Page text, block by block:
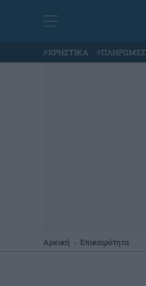
#ΧΡΗΣΤΙΚΑ #ΠΛΗΡΩΜΕΣ
Αρχική - Επικαιρότητα